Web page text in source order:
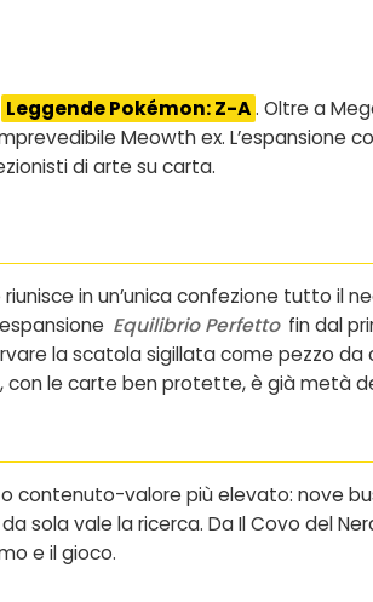
Leggende Pokémon: Z-A. Oltre a
Meowth ex. L’espansione
di arte su carta.
in un’unica confezione tutto il
Equilibrio Perfetto fin dal
la scatola sigillata come pezzo da
le carte ben protette, è già metà
contenuto-valore più elevato: nove
sola vale la ricerca. Da Il Covo del
e il gioco.